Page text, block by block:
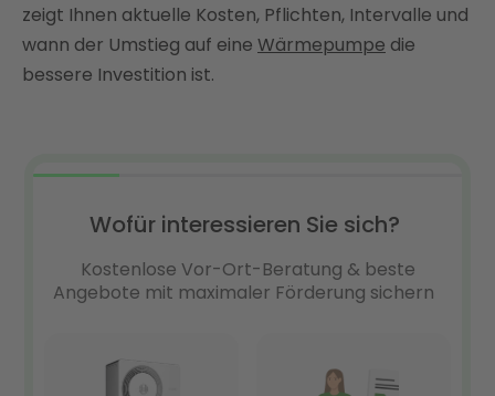
Gasheizung Wartung selber machen: Was ist
erlaubt?
Was kostet die Wartung einer Gasheizung?
Zukunftsfähige Alternativen zur Gasheizung im
Fazit: Gasheizung warten oder auf eine neue
Heizung umsteigen?
FAQ zur Gasheizung Wartung
zeigt Ihnen aktuelle Kosten, Pflichten, Intervalle und
wann der Umstieg auf eine Wärmepumpe die
bessere Investition ist.